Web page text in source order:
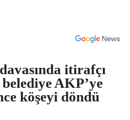
itirafçı
AKP’ye
köşeyi döndü